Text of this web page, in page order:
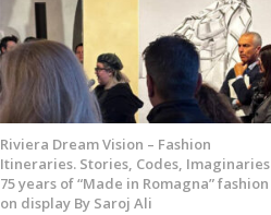
Riviera Dream Vision – Fashion
Itineraries. Stories, Codes, Imaginaries
75 years of “Made in Romagna” fashion
on display By Saroj Ali